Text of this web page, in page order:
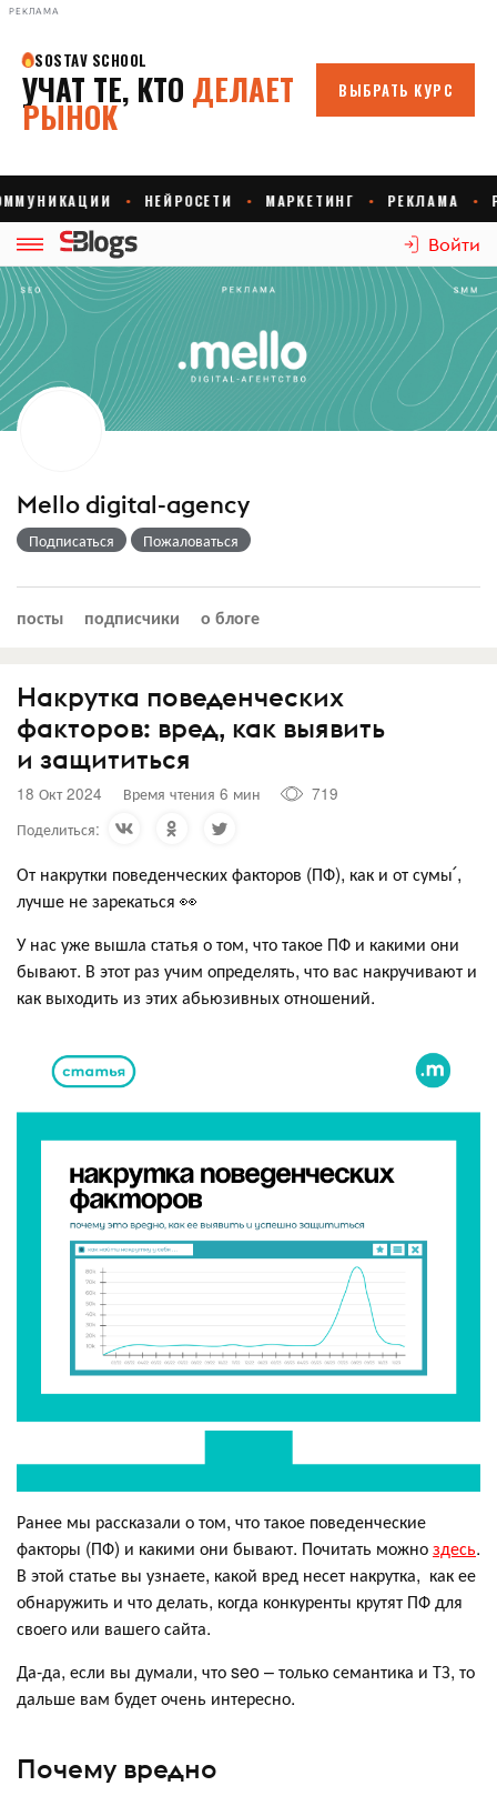
РЕКЛАМА
Войти
Mello digital-agency
Подписаться Пожаловаться
посты подписчики о блоге
Накрутка поведенческих
факторов: вред, как выявить
и защититься
18 Окт 2024 Время чтения 6 мин
719
Поделиться:
От накрутки поведенческих факторов (ПФ), как и от сумы՛,
лучше не зарекаться 👀
У нас уже вышла статья о том, что такое ПФ и какими они
бывают. В этот раз учим определять, что вас накручивают и
как выходить из этих абьюзивных отношений.
Ранее мы рассказали о том, что такое поведенческие
факторы (ПФ) и какими они бывают. Почитать можноздесь.
В этой статье вы узнаете, какой вред несет накрутка, как ее
обнаружить и что делать, когда конкуренты крутят ПФ для
своего или вашего сайта.
Да-да, если вы думали, что seo – только семантика и ТЗ, то
дальше вам будет очень интересно.
Почему вредно